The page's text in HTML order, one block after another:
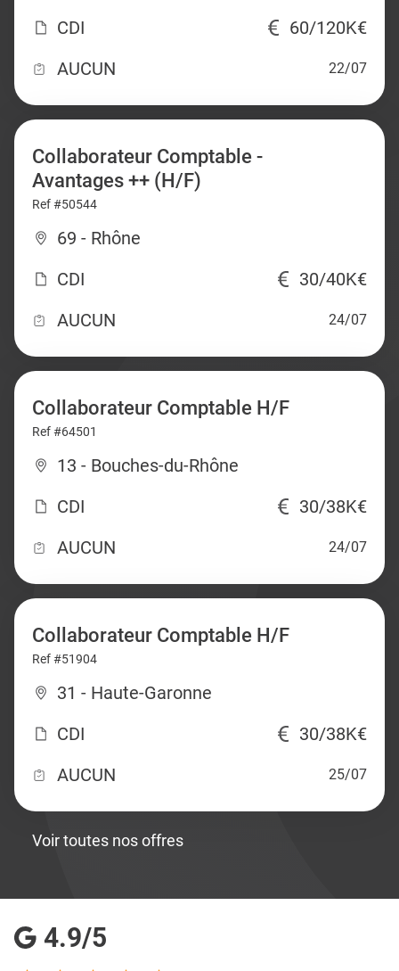
CDI
60/120K€
AUCUN
22/07
Collaborateur Comptable -
Avantages ++ (H/F)
Ref #50544
69 - Rhône
CDI
30/40K€
AUCUN
24/07
Collaborateur Comptable H/F
Ref #64501
13 - Bouches-du-Rhône
CDI
30/38K€
AUCUN
24/07
Collaborateur Comptable H/F
Ref #51904
31 - Haute-Garonne
CDI
30/38K€
AUCUN
25/07
Voir toutes nos offres
4.9/5